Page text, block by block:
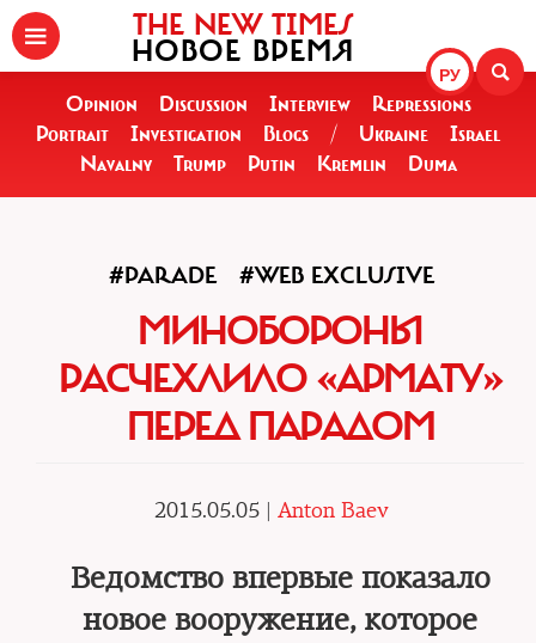
РУ
THE NEW TIMES
НОВОЕ ВРЕМЯ
Opinion Discussion Interview
Repressions
Portrait
Investigation Blogs / Ukraine
Israel
Navalny
Trump Putin Kremlin Duma
#PARADE #WEB EXCLUSIVE
МИНОБОРОНЫ
РАСЧЕХЛИЛО «АРМАТУ»
ПЕРЕД ПАРАДОМ
2015.05.05 | Anton Baev
Ведомство впервые показало
новое вооружение, которое